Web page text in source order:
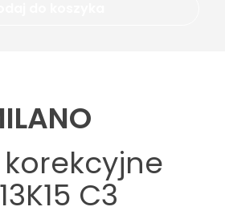
C3